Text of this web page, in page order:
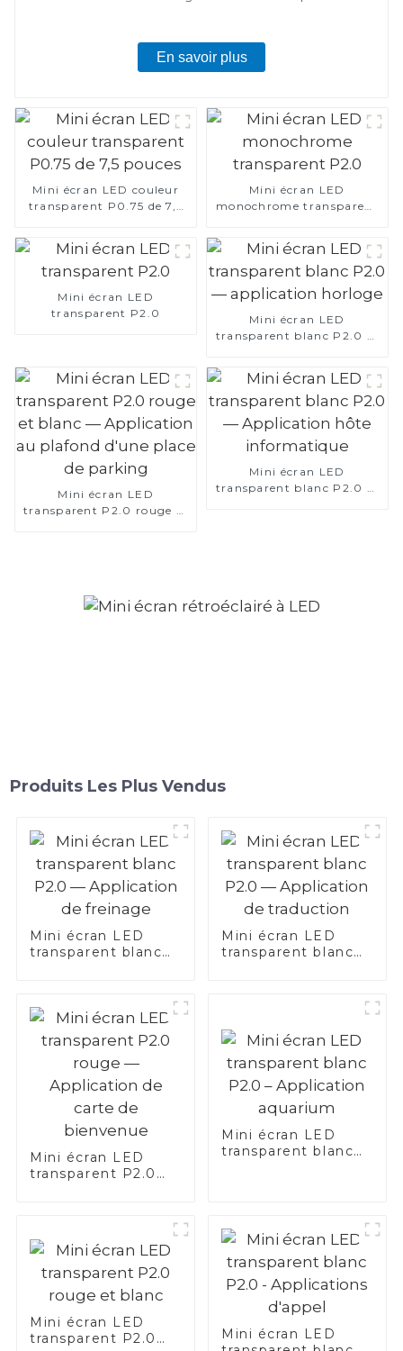
En savoir plus
Mini écran LED couleur
transparent P0.75 de 7,5
Mini écran LED
monochrome transparent
Mini écran LED
transparent P2.0
Mini écran LED
transparent blanc P2.0 —
Mini écran LED
transparent P2.0 rouge et
Mini écran LED
transparent blanc P2.0 —
Produits Les Plus Vendus
Mini écran LED
transparent blanc
Mini écran LED
transparent blanc
Mini écran LED
transparent P2.0
carte de bienvenue
Mini écran LED
transparent blanc
Mini écran LED
transparent P2.0
Mini écran LED